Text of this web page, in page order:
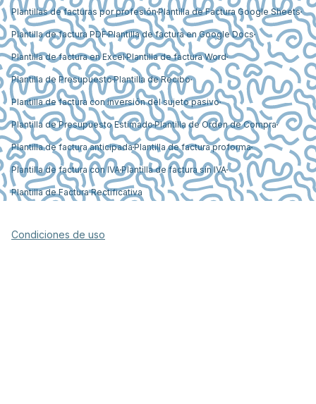
Plantillas de facturas por profesión Plantilla de Factura Google Sheets
Plantilla de factura PDFPlantilla de factura en Google Docs
Plantilla de factura en ExcelPlantilla de factura Word
Plantilla de PresupuestoPlantilla de Recibo
Plantilla de factura con inversión del sujeto pasivo
Plantilla de Presupuesto EstimadoPlantilla de Orden de Compra
Plantilla de factura anticipadaPlantilla de factura proforma
Plantilla de factura con IVA Plantilla de factura sin IVA
Plantilla de Factura Rectificativa
Condiciones de uso